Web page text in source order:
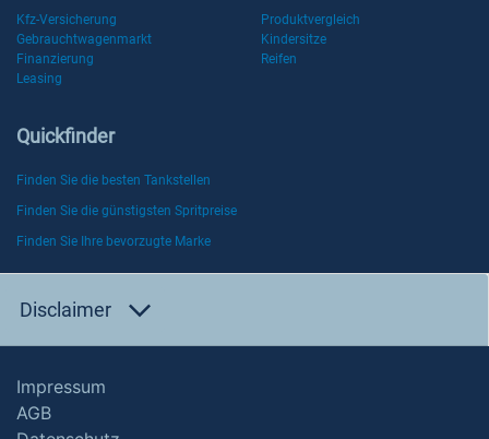
Kfz-Versicherung
Produktvergleich
Gebrauchtwagenmarkt
Kindersitze
Finanzierung
Reifen
Leasing
Quickfinder
Finden Sie die besten Tankstellen
Finden Sie die günstigsten Spritpreise
Finden Sie Ihre bevorzugte Marke
Disclaimer
Impressum
AGB